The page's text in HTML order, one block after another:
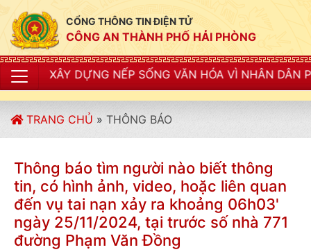
CỔNG THÔNG TIN ĐIỆN TỬ
CÔNG AN THÀNH PHỐ HẢI PHÒNG
NẾP SỐNG VĂN HÓA VÌ NHÂN DÂN PHỤC VỤ"
TRANG CHỦ » THÔNG BÁO
Thông báo tìm người nào biết thông
tin, có hình ảnh, video, hoặc liên quan
đến vụ tai nạn xảy ra khoảng 06h03'
ngày 25/11/2024, tại trước số nhà 771
đường Phạm Văn Đồng